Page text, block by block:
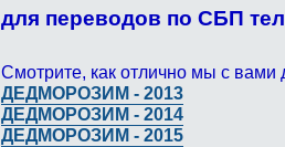
для переводов по СБП
Смотрите, как отлично мы с
ДЕДМОРОЗИМ - 2013
ДЕДМОРОЗИМ - 2014
ДЕДМОРОЗИМ - 2015